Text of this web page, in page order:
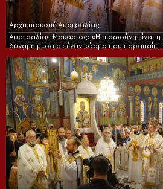
Αρχιεπισκοπή Αυστραλίας
Αυστραλίας Μακάριος: «Η ιερωσύνη είναι η
δύναμη μέσα σε έναν κόσμο που παραπαίει